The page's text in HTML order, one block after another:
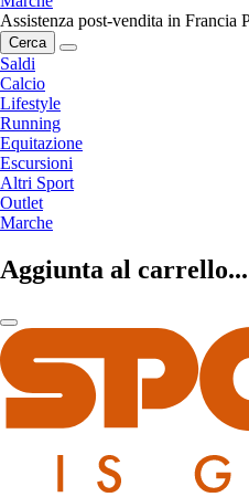
Assistenza post-vendita in Francia
Cerca
Saldi
Calcio
Lifestyle
Running
Equitazione
Escursioni
Altri Sport
Outlet
Marche
Aggiunta al carrello...